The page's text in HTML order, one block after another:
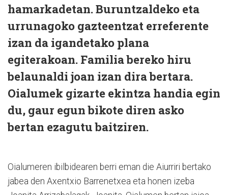
hamarkadetan. Buruntzaldeko eta
urrunagoko gazteentzat erreferente
izan da igandetako plana
egiterakoan. Familia bereko hiru
belaunaldi joan izan dira bertara.
Oialumek gizarte ekintza handia egin
du, gaur egun bikote diren asko
bertan ezagutu baitziren.
Oialumeren ibilbidearen berri eman die Aiurriri bertako
jabea den Axentxio Barrenetxea eta honen izeba